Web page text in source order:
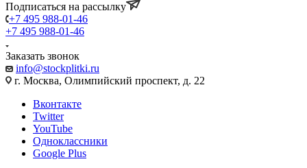
Подписаться на рассылку
+7 495 988-01-46
+7 495 988-01-46
Заказать звонок
info@stockplitki.ru
г. Москва, Олимпийский проспект, д. 22
Вконтакте
Twitter
YouTube
Одноклассники
Google Plus